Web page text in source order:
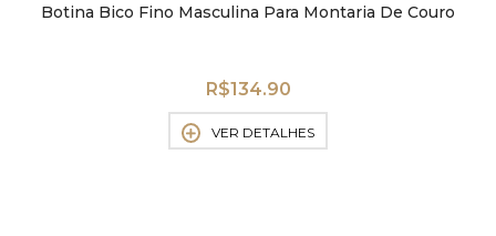
Botina Bico Fino Masculina Para Montaria De Couro
R$134.90
VER DETALHES